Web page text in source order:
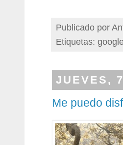
Publicado por
Etiquetas:
JUEVES,
Me puedo